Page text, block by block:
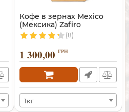
Кофе в зернах Mexico
(Мексика) Zafiro
(8)
1 300,00 ГРН
1кг